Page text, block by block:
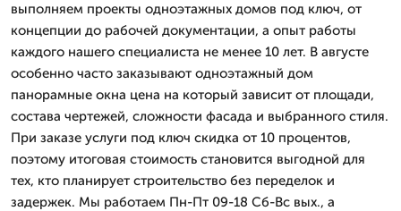
выполняем проекты одноэтажных домов под ключ, от
концепции до рабочей документации, а опыт работы
каждого нашего специалиста не менее 10 лет. В августе
особенно часто заказывают одноэтажный дом
панорамные окна цена на который зависит от площади,
состава чертежей, сложности фасада и выбранного стиля.
При заказе услуги под ключ скидка от 10 процентов,
поэтому итоговая стоимость становится выгодной для
тех, кто планирует строительство без переделок и
задержек. Мы работаем Пн-Пт 09-18 Сб-Вс вых., а